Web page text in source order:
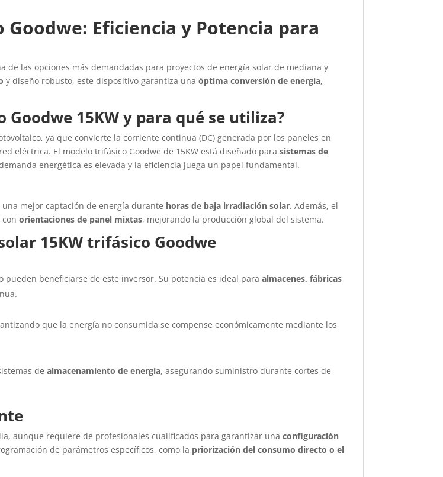
Eficiencia y Potencia para
de las opciones más demandadas para proyectos de energía solar de mediana y
y diseño robusto, este dispositivo garantiza unaóptima conversión de energía,
15KW y para qué se utiliza?
ya que convierte la corriente continua (DC) generada por los paneles en
eléctrica. El modelo trifásico Goodwe de 15KW está diseñado parasistemas de
energética es elevada y la eficiencia juega un papel fundamental.
mejor captación de energía durante horas de baja irradiación solar. Además, el
conorientaciones de panel mixtas, mejorando la producción global del sistema.
15KW trifásico Goodwe
pueden beneficiarse de este inversor. Su potencia es ideal paraalmacenes, fábricas
que la energía no consumida se compense económicamente mediante los
dealmacenamiento de energía, asegurando suministro durante cortes de
aunque requiere de profesionales cualificados para garantizar unaconfiguración
de parámetros específicos, como la priorización del consumo directo o el